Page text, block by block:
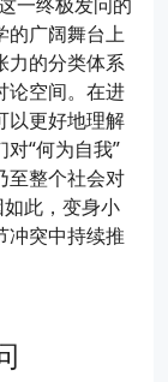
的广阔舞台上
力的分类体系
论空间。在进
以更好地理解
“何为自我”
至整个社会对
此，变身小
冲突中持续推